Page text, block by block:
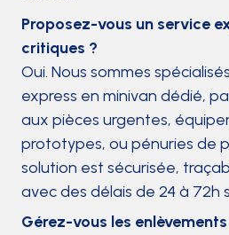
Proposez-vous un service
critiques ?
Oui. Nous sommes
express en minivan dédié,
aux pièces urgentes,
prototypes, ou pénuries de
solution est sécurisée,
avec des délais de 24 à 72h
Gérez-vous les